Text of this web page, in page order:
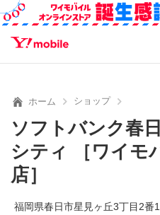
SEARCH
ホーム ショップ
ソフトバンク春
シティ ［ワイモ
店］
福岡県春日市星見ヶ丘3丁目2番1